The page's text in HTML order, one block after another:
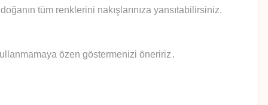
tüm renklerini nakışlarınıza yansıtabilirsiniz.
özen göstermenizi öneririz .